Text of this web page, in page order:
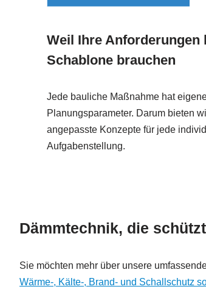
Weil Ihre Anforderungen
Schablone brauchen
Jede bauliche Maßnahme hat
Planungsparameter. Darum bieten
angepasste Konzepte für jede
Aufgabenstellung.
Dämmtechnik, die
Sie möchten mehr über unsere
Wärme-, Kälte-, Brand- und Schallschutz